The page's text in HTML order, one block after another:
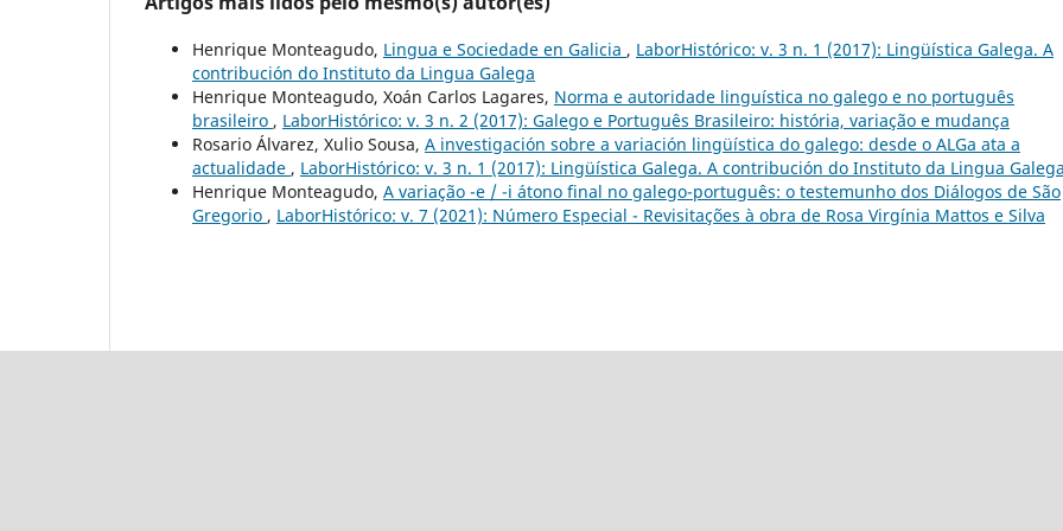
Henrique Monteagudo, Lingua e Sociedade en Galicia , LaborHistórico: v. 3 n. 1 (2017): Lingüística Galega. A
contribución do Instituto da Lingua Galega
Henrique Monteagudo, Xoán Carlos Lagares, Norma e autoridade linguística no galego e no português
brasileiro , LaborHistórico: v. 3 n. 2 (2017): Galego e Português Brasileiro: história, variação e mudança
Rosario Álvarez, Xulio Sousa, A investigación sobre a variación lingüística do galego: desde o ALGa ata a
actualidade , LaborHistórico: v. 3 n. 1 (2017): Lingüística Galega. A contribución do Instituto da Lingua
Henrique Monteagudo, A variação -e / -i átono final no galego-português: o testemunho dos Diálogos de São
Gregorio , LaborHistórico: v. 7 (2021): Número Especial - Revisitações à obra de Rosa Virgínia Mattos e Silva